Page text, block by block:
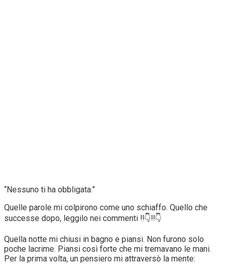
“Nessuno ti ha obbligata.”
Quelle parole mi colpirono come uno schiaffo. Quello che
successe dopo, leggilo nei commenti ‼️👇‼️👇
Quella notte mi chiusi in bagno e piansi. Non furono solo
poche lacrime. Piansi così forte che mi tremavano le mani.
Per la prima volta, un pensiero mi attraversò la mente: